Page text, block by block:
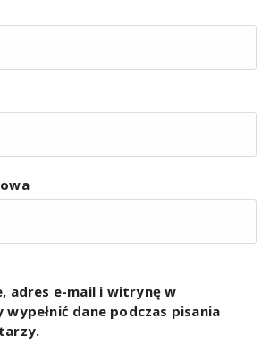
adres e-mail i witrynę w
dane podczas pisania